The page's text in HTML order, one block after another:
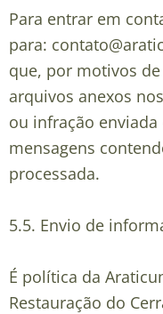
Para entrar em
para:
que, por motivos
arquivos anexos
ou infração
mensagens
processada.
5.5. Envio de
É política da
Restauração do